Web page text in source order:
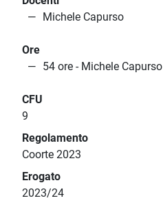
Michele Capurso
Ore
54 ore - Michele Capurso
CFU
9
Regolamento
Coorte 2023
Erogato
2023/24